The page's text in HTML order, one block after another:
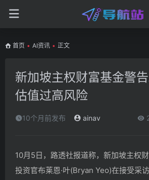
首页 • AI资讯 • 正文
新加坡主权财富基金警
估值过高风险
10个月前发布 ainav
10月5日，路透社报道称，新加坡主权
投资官布莱恩·叶(Bryan Yeo)在接受采